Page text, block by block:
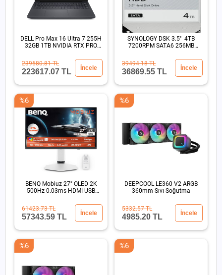
DELL Pro Max 16 Ultra 7 255H
32GB 1TB NVIDIA RTX PRO
239580.81 TL
223617.07 TL İncele
SYNOLOGY DSK 3.5'' 4TB
7200RPM SATA6 256MB
39494.18 TL
36869.55 TL İncele
BENQ Mobiuz 27" OLED 2K
500Hz 0.03ms HDMI USB
Monitörü
%6
61423.73 TL
57343.59 TL İncele
DEEPCOOL LE360 V2 ARGB
360mm Sıvı Soğutma
%6
5332.57 TL
4985.20 TL İncele
%6 %6